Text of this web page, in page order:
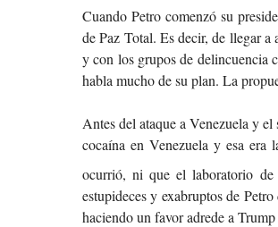
Cuando Petro comenzó su
de Paz Total. Es decir, de llegar
y con los grupos de delincuencia
habla mucho de su plan. La
Antes del ataque a Venezuela y
cocaína en Venezuela y esa
ocurrió, ni que el laboratorio de
estupideces y exabruptos de
haciendo un favor adrede a